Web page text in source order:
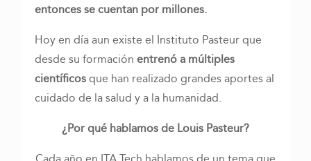
entonces se cuentan por millones.
Hoy en día aun existe el Instituto Pasteur que
desde su formación entrenó a múltiples
científicosque han realizado grandes aportes al
cuidado de la salud y a la humanidad.
¿Por qué hablamos de Louis Pasteur?